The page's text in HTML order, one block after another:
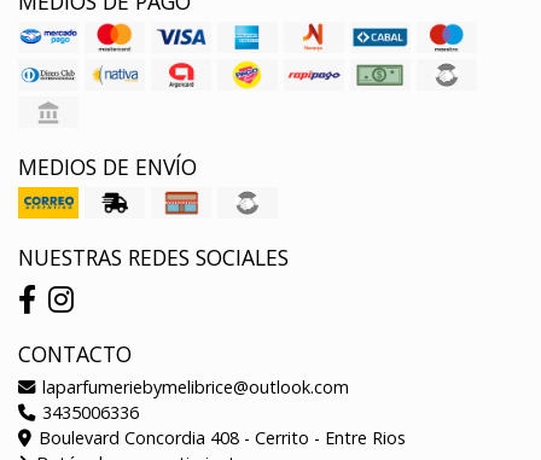
MEDIOS DE ENVÍO
NUESTRAS REDES SOCIALES
CONTACTO
laparfumeriebymelibrice@outlook.com
3435006336
Boulevard Concordia 408 - Cerrito - Entre Rios